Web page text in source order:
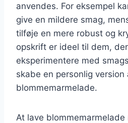
anvendes. For eksempel
give en mildere smag,
tilføje en mere robust og
opskrift er ideel til dem,
eksperimentere med
skabe en personlig version
blommemarmelade.
At lave